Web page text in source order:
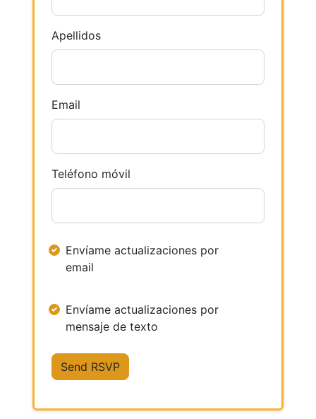
Apellidos
Email
Teléfono móvil
Envíame actualizaciones por
email
Envíame actualizaciones por
mensaje de texto